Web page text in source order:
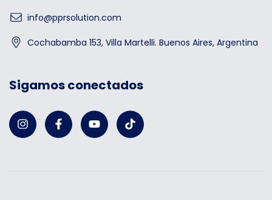
info@pprsolution.com
Cochabamba 153, Villa Martelli. Buenos Aires, Argentina
Sigamos conectados